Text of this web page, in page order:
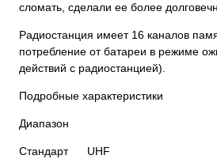
сломать, сделали ее более
Радиостанция имеет 16 каналов
потребление от батареи в режиме
действий с радиостанцией).
Подробные характеристики
Диапазон
Стандарт UHF